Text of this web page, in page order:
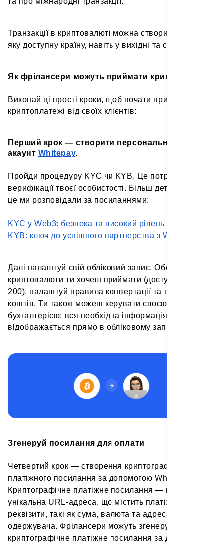
Транзакції в криптовалюті можна створити в будь-
яку доступну країну, навіть у вихідні та свята.
Як фрілансери можуть приймати криптоплатежі
Виконай ці прості кроки, щоб почати приймати
криптоплатежі від своїх клієнтів:
Перший крок — створити персональний
акаунт Whitepay.
Пройди процедуру KYC чи KYB. Це потрібно задля
верифікації твоєї особистості. Більш детально про
це ми розповідали за посиланнями:
KYC у Web3: безпека та високий рівень довіри
KYB: ключ до успішного партнерства з Whitepay
Далі налаштуй свій обліковий запис. Обери, які
криптовалюти ти хочеш приймати (доступно понад
200), налаштуй правила конвертації та виведення
коштів. Ти також можеш керувати своєю
бухгалтерією: вся необхідна інформація
відображається прямо в обліковому записі.
Згенеруй посилання для оплати
Четвертий крок — створення криптографічного
платіжного посилання за допомогою Whitepay.
Криптографічне платіжне посилання — це
унікальна URL-адреса, що містить платіжні
реквізити, такі як сума, валюта та адреса
одержувача. Фрілансери можуть згенерувати
криптографічне платіжне посилання за допомогою